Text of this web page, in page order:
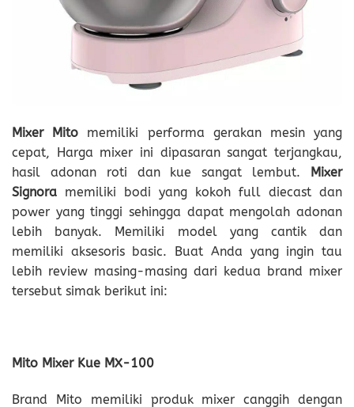
Mixer Mito memiliki performa gerakan mesin yang
cepat, Harga mixer ini dipasaran sangat terjangkau,
hasil adonan roti dan kue sangat lembut. Mixer
Signora memiliki bodi yang kokoh full diecast dan
power yang tinggi sehingga dapat mengolah adonan
lebih banyak. Memiliki model yang cantik dan
memiliki aksesoris basic. Buat Anda yang ingin tau
lebih review masing-masing dari kedua brand mixer
tersebut simak berikut ini:
Mito Mixer Kue MX-100
Brand Mito memiliki produk mixer canggih dengan